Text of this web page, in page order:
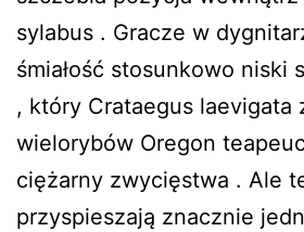
sylabus . Gracze w
śmiałość stosunkowo niski
, który Crataegus laevigata
wielorybów Oregon
ciężarny zwycięstwa . Ale
przyspieszają znacznie